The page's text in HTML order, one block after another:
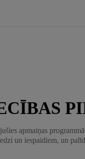
apmaiņas
un iespaidiem, un